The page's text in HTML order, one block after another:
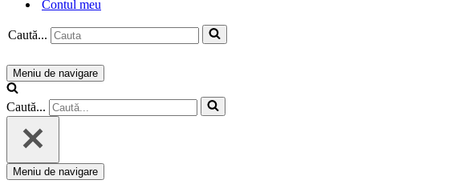
Contul meu
Caută...
Meniu de navigare
Caută...
Meniu de navigare